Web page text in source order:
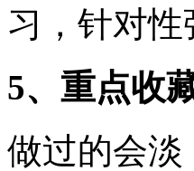
习，针对
5、重点收
做过的会